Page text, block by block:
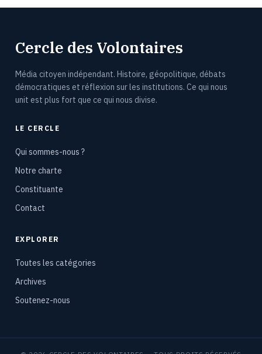
Cercle des Volontaires
Média citoyen indépendant. Histoire, géopolitique, débats
démocratiques et réflexion sur les institutions. Ce qui nous
unit est plus fort que ce qui nous divise.
LE CERCLE
Qui sommes-nous ?
Notre charte
Constituante
Contact
EXPLORER
Toutes les catégories
Archives
Soutenez-nous